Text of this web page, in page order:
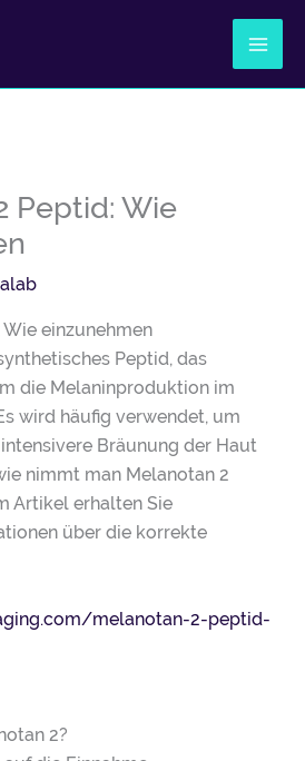
Peptid: Wie
einzunehmen
Peptid, das
die Melaninproduktion im
wird häufig verwendet, um
Bräunung der Haut
nimmt man Melanotan 2
Artikel erhalten Sie
über die korrekte
melanotan-2-peptid-
2?